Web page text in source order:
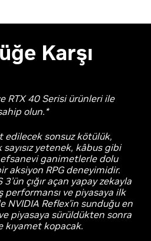
Karşı
RTX 40 Serisi ürünleri ile
olun.*
edilecek sonsuz kötülük,
sayısız yetenek, kâbus gibi
ganimetlerle dolu
aksiyon RPG deneyimidir.
3’ün çığır açan yapay zekayla
performansı ve piyasaya ilk
NVIDIA Reflex’in sunduğu en
piyasaya sürüldükten sonra
kıyamet kopacak.